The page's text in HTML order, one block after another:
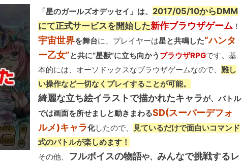
「星のガールズオデッセイ」は、 2017/05/10からDMM
にて正式サービスを開始した新作ブラウザゲーム ！
宇宙世界を舞台に、プレイヤーは星と共鳴した“ハンタ
ー乙女”と共に“星獣”に立ち向かう ブラウザRPGです。基
本的には、オーソドックスなブラウザゲームなので、難し
い操作など一切なくプレイすることが可能。
綺麗な立ち絵イラストで描かれたキャラが、バトル
では画面を所せましと動きまわるSD(スーパーデフォ
ルメ)キャラ化したので、 見ているだけで面白いコマンド
式のバトルが楽しめます！
その他、 フルボイスの物語や、みんなで挑戦するレ